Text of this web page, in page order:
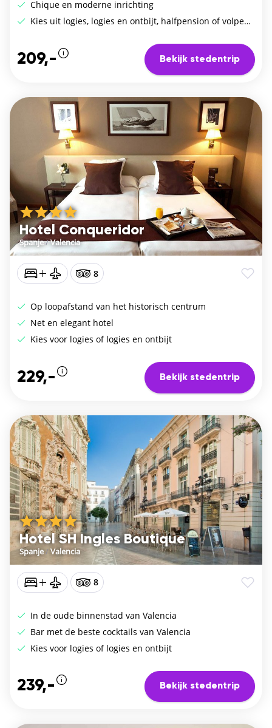
Chique en moderne inrichting
Kies uit logies, logies en ontbijt, halfpension of volpension
209,- Bekijk stedentrip
Hotel Conqueridor
Spanje/Valencia
8
Op loopafstand van het historisch centrum
Net en elegant hotel
Kies voor logies of logies en ontbijt
229,- Bekijk stedentrip
Hotel SH Ingles Boutique
Spanje / Valencia
8
In de oude binnenstad van Valencia
Bar met de beste cocktails van Valencia
Kies voor logies of logies en ontbijt
239,- Bekijk stedentrip